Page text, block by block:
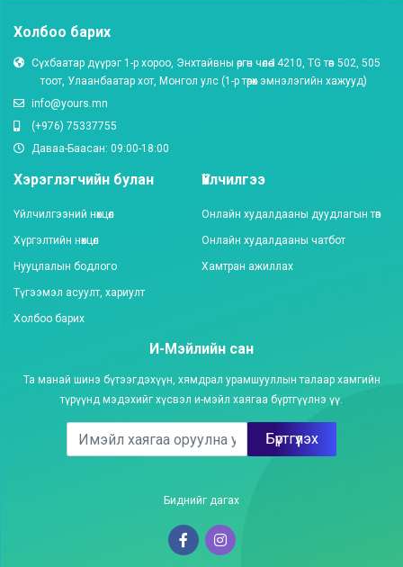
Холбоо барих
Сүхбаатар дүүрэг 1-р хороо, Энхтайвны өргөн чөлөө 14210, TG төв 502, 505
тоот, Улаанбаатар хот, Монгол улc (1-р төрөх эмнэлэгийн хажууд)
info@yours.mn
(+976) 75337755
Даваа-Баасан: 09:00-18:00
Хэрэглэгчийн булан
Үйлчилгээний нөхцөл
Хүргэлтийн нөхцөл
Нууцлалын бодлого
Түгээмэл асуулт, хариулт
Холбоо барих
Үйлчилгээ
Онлайн худалдааны дуудлагын төв
Онлайн худалдааны чатбот
Хамтран ажиллах
И-Мэйлийн сан
Та манай шинэ бүтээгдэхүүн, хямдрал урамшууллын талаар хамгийн
түрүүнд мэдэхийг хүсвэл и-мэйл хаягаа бүртгүүлнэ үү.
Бүртгүүлэх
Биднийг дагах